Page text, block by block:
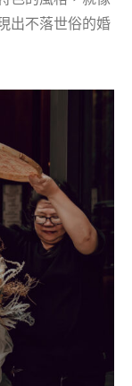
出不落世俗的婚